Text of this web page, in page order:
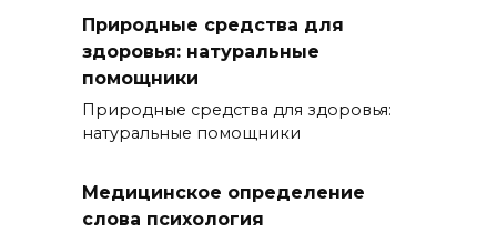
Природные средства для
здоровья: натуральные
помощники
Природные средства для здоровья:
натуральные помощники
Медицинское определение
слова психология